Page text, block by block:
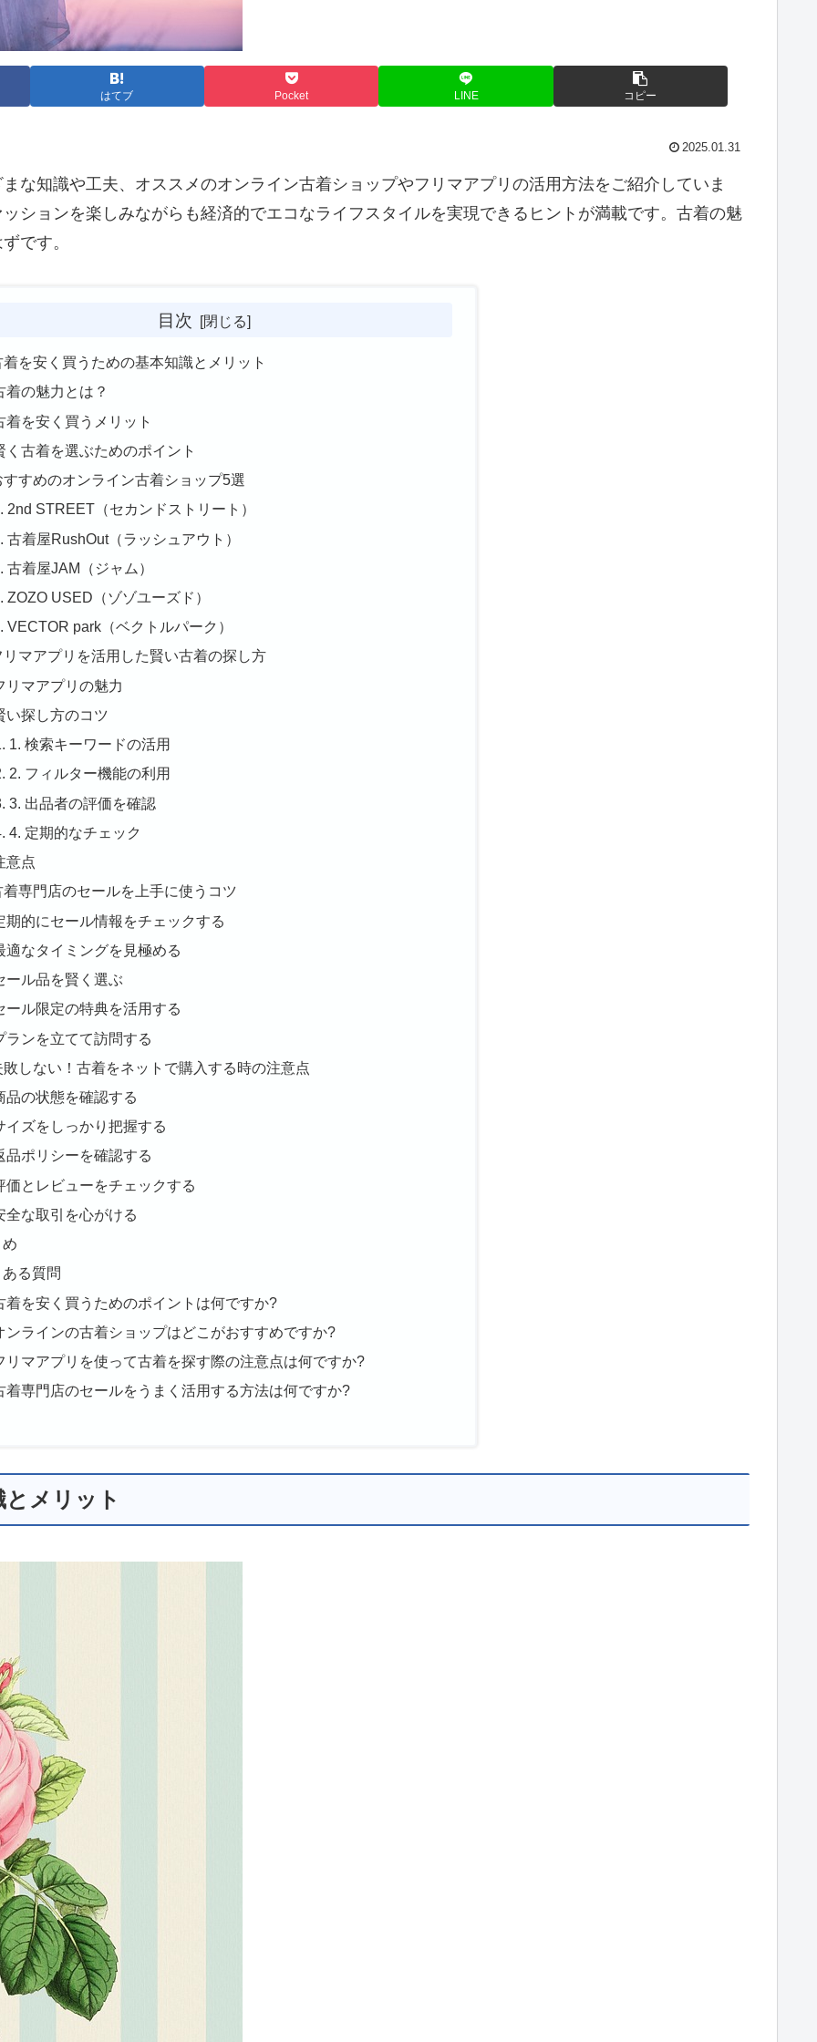
はてブ Pocket LINE コピー
2025.01.31
な知識や工夫、オススメのオンライン古着ショップやフリマアプリの活用方法をご紹介していま
ションを楽しみながらも経済的でエコなライフスタイルを実現できるヒントが満載です。古着の魅
です。
目次
着を安く買うための基本知識とメリット
着の魅力とは？
着を安く買うメリット
く古着を選ぶためのポイント
すすめのオンライン古着ショップ5選
2nd STREET（セカンドストリート）
古着屋RushOut（ラッシュアウト）
古着屋JAM（ジャム）
ZOZO USED（ゾゾユーズド）
VECTOR park（ベクトルパーク）
リマアプリを活用した賢い古着の探し方
リマアプリの魅力
い探し方のコツ
1. 検索キーワードの活用
2. フィルター機能の利用
3. 出品者の評価を確認
4. 定期的なチェック
意点
着専門店のセールを上手に使うコツ
期的にセール情報をチェックする
適なタイミングを見極める
ール品を賢く選ぶ
ール限定の特典を活用する
ランを立てて訪問する
敗しない！古着をネットで購入する時の注意点
品の状態を確認する
イズをしっかり把握する
品ポリシーを確認する
価とレビューをチェックする
全な取引を心がける
る質問
着を安く買うためのポイントは何ですか?
ンラインの古着ショップはどこがおすすめですか?
リマアプリを使って古着を探す際の注意点は何ですか?
着専門店のセールをうまく活用する方法は何ですか?
メリット